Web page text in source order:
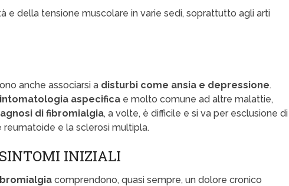
e della tensione muscolare in varie sedi, soprattutto agli arti
anche associarsi a disturbi come ansia e depressione.
aspecifica e molto comune ad altre malattie,
di fibromialgia, a volte, è difficile e si va per esclusione di
reumatoide e la sclerosi multipla.
INIZIALI
comprendono, quasi sempre, un dolore cronico